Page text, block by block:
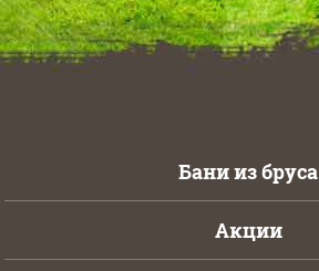
Бани из бруса
Акции